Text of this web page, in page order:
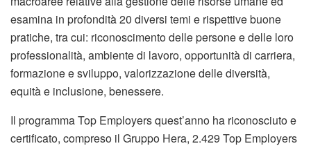
esamina in profondità 20 diversi temi e rispettive buone
pratiche, tra cui: riconoscimento delle persone e delle loro
professionalità, ambiente di lavoro, opportunità di carriera,
formazione e sviluppo, valorizzazione delle diversità,
equità e inclusione, benessere.
Il programma Top Employers quest’anno ha riconosciuto e
certificato, compreso il Gruppo Hera, 2.429 Top Employers